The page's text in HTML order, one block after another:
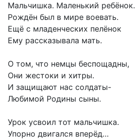
Мальчишка. Маленький ребёнок.
Рождён был в мире воевать.
Ещё с младенческих пелёнок
Ему рассказывала мать.
О том, что немцы беспощадны,
Они жестоки и хитры.
И защищают нас солдаты-
Любимой Родины сыны.
Урок усвоил тот мальчишка.
Упорно двигался вперёд…